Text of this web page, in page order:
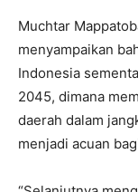
Muchtar
menyampaikan
Indonesia
2045, dimana
daerah dalam
menjadi acuan